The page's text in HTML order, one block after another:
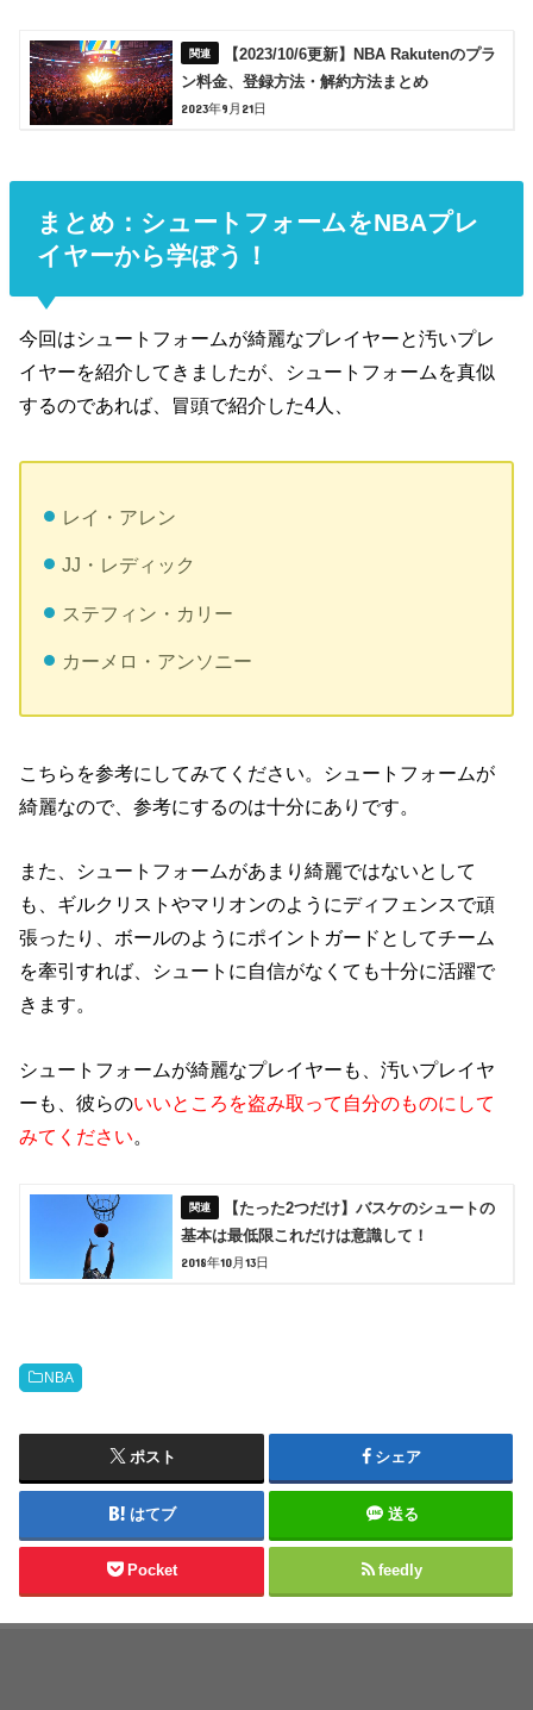
【2023/10/6更新】NBA Rakutenのプラ
ン料金、登録方法・解約方法まとめ
2023年9月21日
まとめ：シュートフォームをNBAプレ
イヤーから学ぼう！
今回はシュートフォームが綺麗なプレイヤーと汚いプレ
イヤーを紹介してきましたが、シュートフォームを真似
するのであれば、冒頭で紹介した4人、
レイ・アレン
JJ・レディック
ステフィン・カリー
カーメロ・アンソニー
こちらを参考にしてみてください。シュートフォームが
綺麗なので、参考にするのは十分にありです。
また、シュートフォームがあまり綺麗ではないとして
も、ギルクリストやマリオンのようにディフェンスで頑
張ったり、ボールのようにポイントガードとしてチーム
を牽引すれば、シュートに自信がなくても十分に活躍で
きます。
シュートフォームが綺麗なプレイヤーも、汚いプレイヤ
ーも、彼らのいいところを盗み取って自分のものにして
みてください。
【たった2つだけ】バスケのシュートの
基本は最低限これだけは意識して！
2018年10月13日
NBA
ポスト シェア
はてブ 送る
Pocket feedly